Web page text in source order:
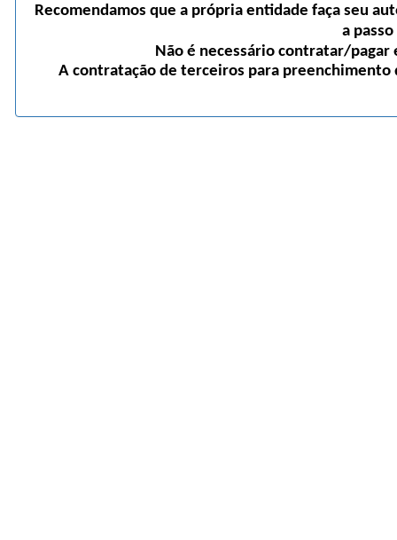
Recomendamos que a própria entidade faça seu
a
Não é necessário contratar/
A contratação de terceiros para